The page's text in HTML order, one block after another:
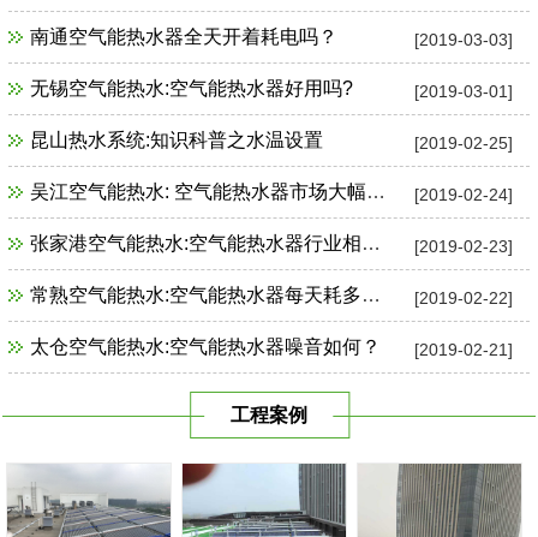
[2019-03-03]
南通空气能热水器全天开着耗电吗？
[2019-03-01]
无锡空气能热水:空气能热水器好用吗?
[2019-02-25]
昆山热水系统:知识科普之水温设置
[2019-02-24]
吴江空气能热水: 空气能热水器市场大幅增长
[2019-02-23]
张家港空气能热水:空气能热水器行业相关政策一览
[2019-02-22]
常熟空气能热水:空气能热水器每天耗多少电？
[2019-02-21]
太仓空气能热水:空气能热水器噪音如何？
工程案例